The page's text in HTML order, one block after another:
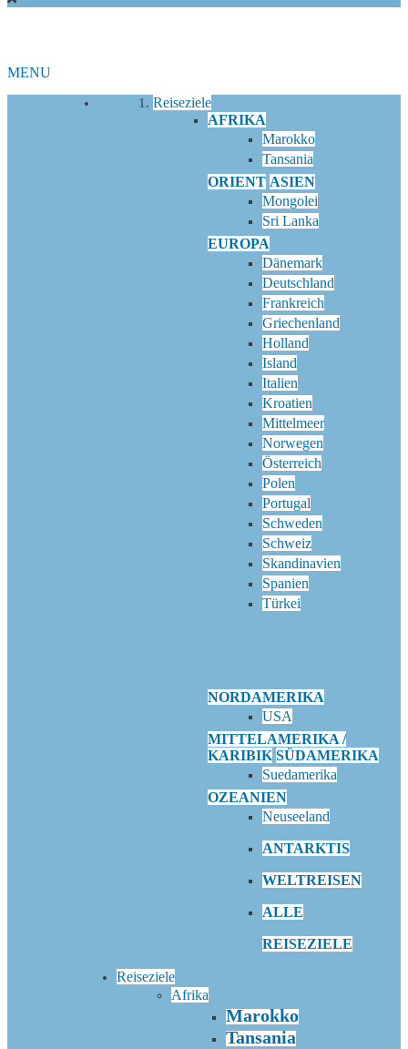
MENU
Reiseziele
AFRIKA
Marokko
Tansania
ORIENT ASIEN
Mongolei
Sri Lanka
EUROPA
Dänemark
Deutschland
Frankreich
Griechenland
Holland
Island
Italien
Kroatien
Mittelmeer
Norwegen
Österreich
Polen
Portugal
Schweden
Schweiz
Skandinavien
Spanien
Türkei
NORDAMERIKA
USA
MITTELAMERIKA /
KARIBIK SÜDAMERIKA
Suedamerika
OZEANIEN
Neuseeland
ANTARKTIS
WELTREISEN
ALLE
REISEZIELE
Reiseziele
Afrika
Marokko
Tansania